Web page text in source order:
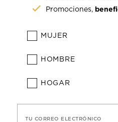
Promociones,
MUJER
HOMBRE
HOGAR
TU CORREO ELECTRÓNICO